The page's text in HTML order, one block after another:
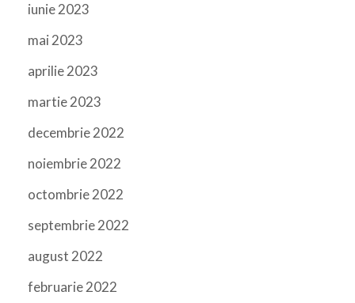
iunie 2023
mai 2023
aprilie 2023
martie 2023
decembrie 2022
noiembrie 2022
octombrie 2022
septembrie 2022
august 2022
februarie 2022